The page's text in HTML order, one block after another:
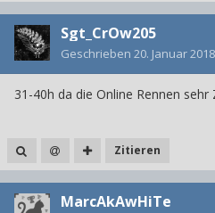
Sgt_CrOw205
Geschrieben 20. Januar 2018
31-40h da die Online Rennen sehr
Zitieren
MarcAkAwHiTe